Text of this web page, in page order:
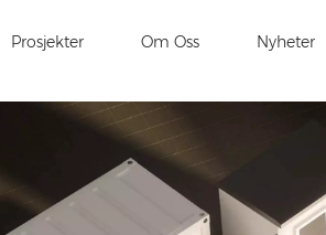
Prosjekter Om Oss Nyheter